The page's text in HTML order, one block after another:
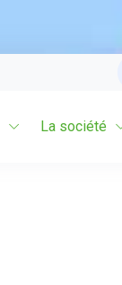
La société